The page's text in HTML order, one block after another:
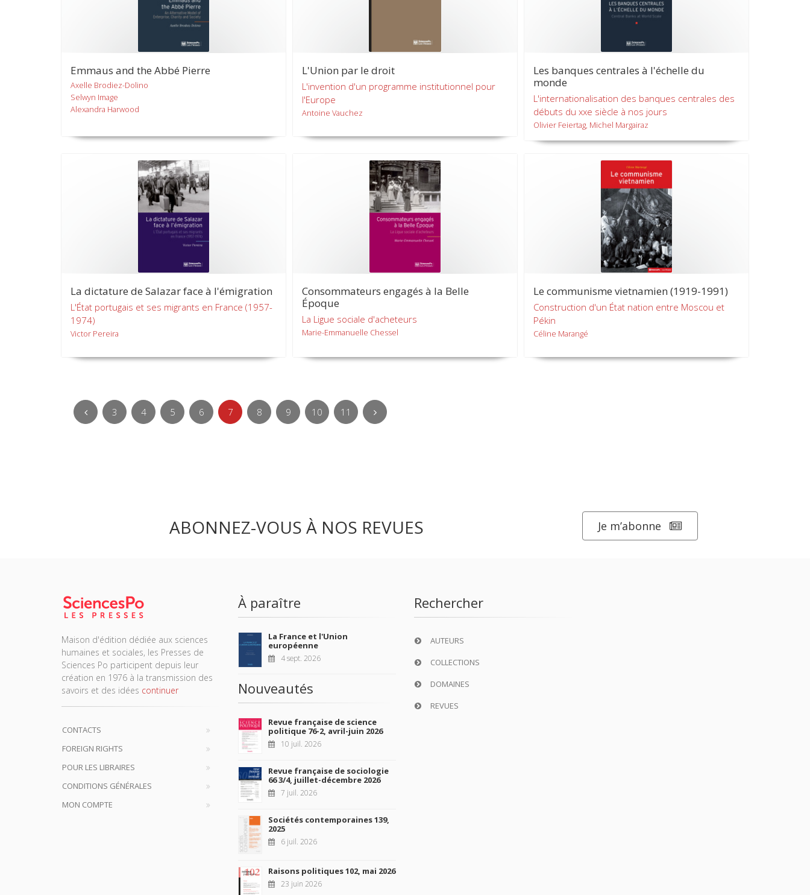
Emmaus and the Abbé Pierre
Axelle Brodiez-Dolino
Selwyn Image
Alexandra Harwood
L'Union par le droit
L'invention d'un programme institutionnel pour
l'Europe
Antoine Vauchez
Les banques centrales à l'échelle du
monde
L'internationalisation des banques centrales des
débuts du xxe siècle à nos jours
Olivier Feiertag, Michel Margairaz
La dictature de Salazar face à l'émigration
L'État portugais et ses migrants en France (1957-
1974)
Victor Pereira
Consommateurs engagés à la Belle
Époque
La Ligue sociale d'acheteurs
Marie-Emmanuelle Chessel
Le communisme vietnamien (1919-1991)
Construction d'un État nation entre Moscou et
Pékin
Céline Marangé
3 4 5 6 7 8 9 10 11
ABONNEZ-VOUS À NOS REVUES Je m’abonne
Maison d'édition dédiée aux sciences
humaines et sociales, les Presses de
Sciences Po participent depuis leur
création en 1976 à la transmission des
savoirs et des idées continuer
CONTACTS
FOREIGN RIGHTS
POUR LES LIBRAIRES
CONDITIONS GÉNÉRALES
MON COMPTE
À paraître
La France et l'Union
européenne
4 sept. 2026
Nouveautés
Revue française de science
politique 76-2, avril-juin 2026
10 juil. 2026
Revue française de sociologie
66 3/4, juillet-décembre 2026
7 juil. 2026
Sociétés contemporaines 139,
2025
6 juil. 2026
Raisons politiques 102, mai 2026
23 juin 2026
Rechercher
AUTEURS
COLLECTIONS
DOMAINES
REVUES